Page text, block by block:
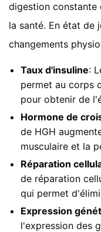
digestion constante
la santé. En état de
changements
Taux d'insuline:
permet au corps
pour obtenir de
Hormone de
de HGH
musculaire et la
Réparation
de réparation
qui permet
Expression
l'expression des